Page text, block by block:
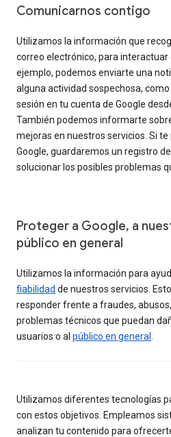
Comunicarnos contigo
Utilizamos la información que
correo electrónico, para
ejemplo, podemos enviarte una
alguna actividad sospechosa,
sesión en tu cuenta de Google
También podemos informarte
mejoras en nuestros servicios. Si
Google, guardaremos un registro
solucionar los posibles problemas
Proteger a Google, a
público en general
Utilizamos la información para
fiabilidad de nuestros servicios.
responder frente a fraudes,
problemas técnicos que puedan
usuarios o al público en general
Utilizamos diferentes tecnologías
con estos objetivos. Empleamos
analizan tu contenido para